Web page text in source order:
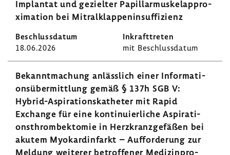
Implantat und gezielter Papillar­mus­kel­ap­pro­
xi­ma­tion bei Mitral­klap­pen­in­suf­fi­zienz
18.06.2026 mit Beschluss­datum
Bekannt­ma­chung anläss­lich einer Infor­ma­ti­
ons­über­mitt­lung gemäß § 137h SGB V:
Hybrid-​Aspirationskatheter mit Rapid
Exchange für eine konti­nu­ier­liche Aspi­ra­ti­
ons­throm­bek­tomie in Herz­kranz­ge­fäßen bei
akutem Myokard­in­farkt – Auffor­de­rung zur
Meldung weiterer betrof­fener Medi­zin­pro­